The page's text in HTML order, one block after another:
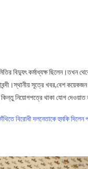
বিদ্যুৎ কর্মাধ্যক্ষ ছিলেন।তখন
সূত্রে খবর,বেশ
নিয়োগপত্রে থাকা যোগ দেওয়াত
বিরোধী দলনেতাকে হুমকি দিলেন